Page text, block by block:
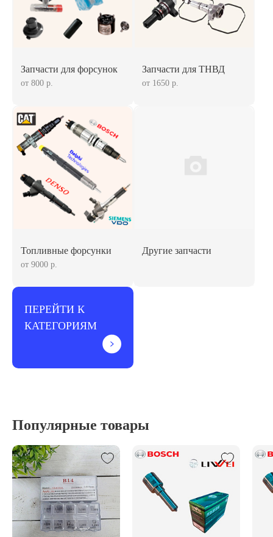
Запчасти для форсунок
от 800 р.
Запчасти для ТНВД
от 1650 р.
Топливные форсунки
от 9000 р.
Другие запчасти
ПЕРЕЙТИ К
КАТЕГОРИЯМ
Популярные товары